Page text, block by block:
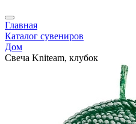
Главная
Каталог сувениров
Дом
Свеча Kniteam, клубок